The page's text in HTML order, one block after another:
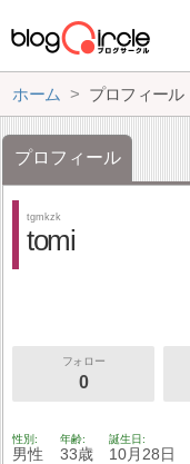
ホーム プロフィール
プロフィール
tgmkzk
tomi
フォロー
0
性別
男性
年齢
33歳
誕生日
10月28日